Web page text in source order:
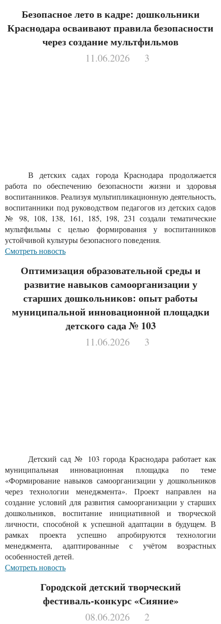
Безопасное лето в кадре: дошкольники
Краснодара осваивают правила безопасности
через создание мультфильмов
11.06.2026 3
В детских садах города Краснодара продолжается
работа по обеспечению безопасности жизни и здоровья
воспитанников. Реализуя мультипликационную деятельность,
воспитанники под руководством педагогов из детских садов
№ 98, 108, 138, 161, 185, 198, 231 создали тематические
мультфильмы с целью формирования у воспитанников
устойчивой культуры безопасного поведения.
Смотреть новость
Оптимизация образовательной среды и
развитие навыков самоорганизации у
старших дошкольников: опыт работы
муниципальной инновационной площадки
детского сада № 103
11.06.2026 3
Детский сад № 103 города Краснодара работает как
муниципальная инновационная площадка по теме
«Формирование навыков самоорганизации у дошкольников
через технологии менеджмента». Проект направлен на
создание условий для развития самоорганизации у старших
дошкольников, воспитание инициативной и творческой
личности, способной к успешной адаптации в будущем. В
рамках проекта успешно апробируются технологии
менеджмента, адаптированные с учётом возрастных
особенностей детей.
Смотреть новость
Городской детский творческий
фестиваль‑конкурс «Сияние»
08.06.2026 2